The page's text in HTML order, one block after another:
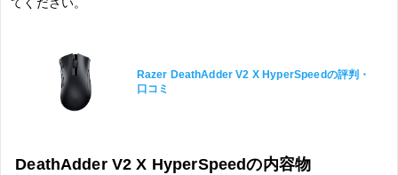
てください。
Razer DeathAdder V2 X HyperSpeedの評判・
口コミ
DeathAdder V2 X HyperSpeedの内容物